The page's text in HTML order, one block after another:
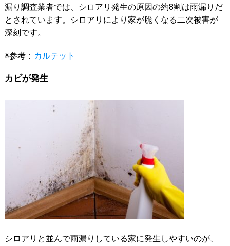
漏り調査業者では、シロアリ発生の原因の約8割は雨漏りだ
とされています。シロアリにより家が脆くなる二次被害が
深刻です。
※参考： カルテット
カビが発生
シロアリと並んで雨漏りしている家に発生しやすいのが、